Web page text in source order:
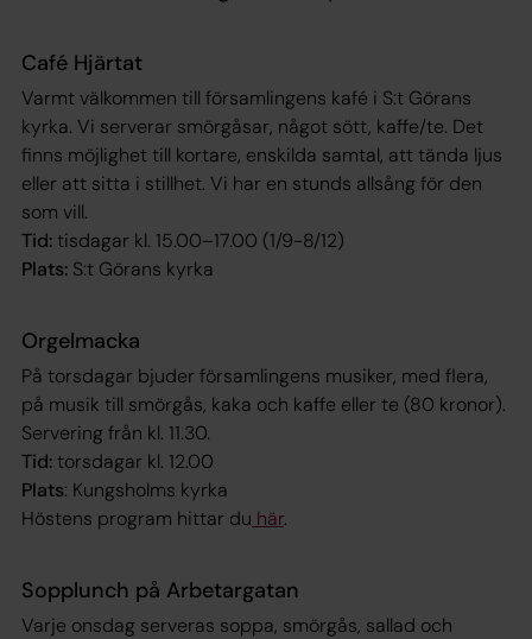
Café Hjärtat
Varmt välkommen till församlingens kafé i S:t Görans
kyrka. Vi serverar smörgåsar, något sött, kaffe/te. Det
finns möjlighet till kortare, enskilda samtal, att tända ljus
eller att sitta i stillhet. Vi har en stunds allsång för den
som vill.
Tid:tisdagar kl. 15.00–17.00 (1/9-8/12)
Plats: S:t Görans kyrka
Orgelmacka
På torsdagar bjuder församlingens musiker, med flera,
på musik till smörgås, kaka och kaffe eller te (80 kronor).
Servering från kl. 11.30.
Tid:torsdagar kl. 12.00
Plats: Kungsholms kyrka
Höstens program hittar du här.
Sopplunch på Arbetargatan
Varje onsdag serveras soppa, smörgås, sallad och